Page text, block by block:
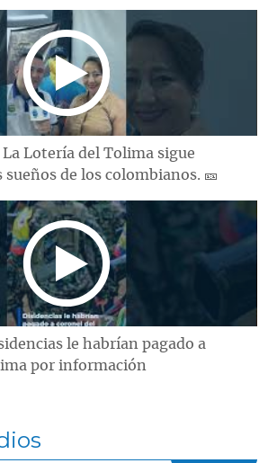
La Lotería del Tolima sigue
de los colombianos. 🎫
le habrían pagado a
por información